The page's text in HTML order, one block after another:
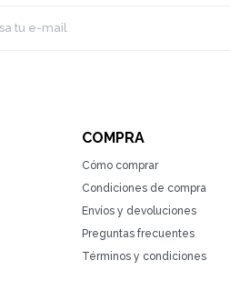
COMPRA
Cómo comprar
Condiciones de compra
Envíos y devoluciones
Preguntas frecuentes
Términos y condiciones